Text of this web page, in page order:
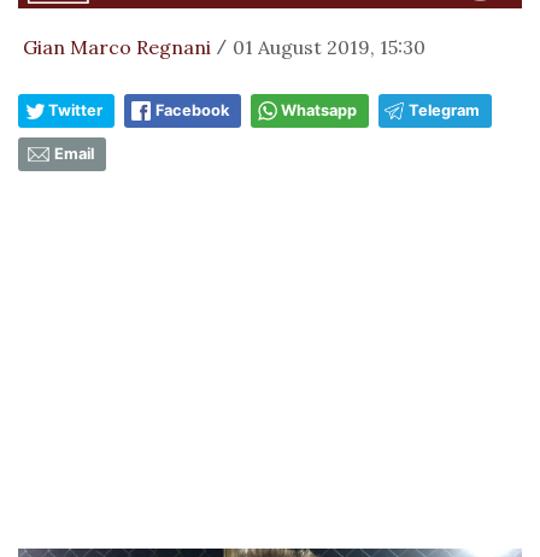
Gian Marco Regnani / 01 August 2019, 15:30
Twitter Facebook Whatsapp Telegram
Email